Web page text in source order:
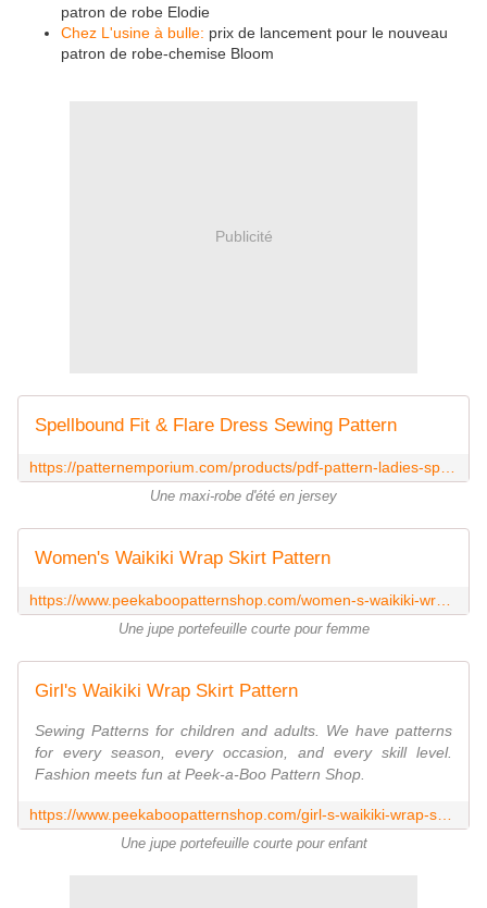
patron de robe Elodie
Chez L'usine à bulle: prix de lancement pour le nouveau
patron de robe-chemise Bloom
Publicité
Spellbound Fit & Flare Dress Sewing Pattern
Une maxi-robe d'été en jersey
Women's Waikiki Wrap Skirt Pattern
Une jupe portefeuille courte pour femme
Girl's Waikiki Wrap Skirt Pattern
Sewing Patterns for children and adults. We have patterns
for every season, every occasion, and every skill level.
Fashion meets fun at Peek-a-Boo Pattern Shop.
Une jupe portefeuille courte pour enfant